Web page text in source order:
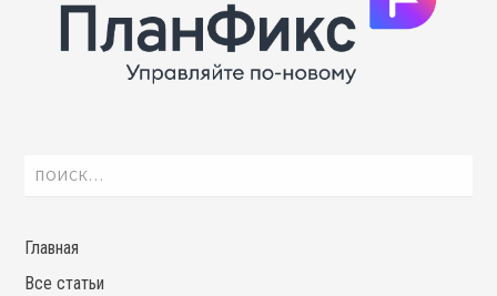
Найти:
Главная
Все статьи